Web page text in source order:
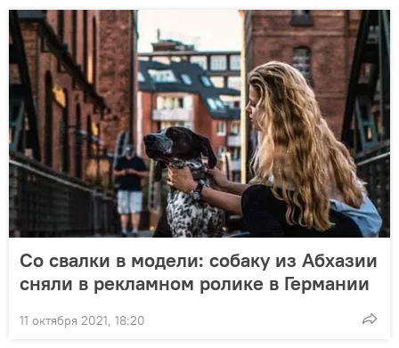
Со свалки в модели: собаку из Абхазии
сняли в рекламном ролике в Германии
11 октября 2021, 18:20